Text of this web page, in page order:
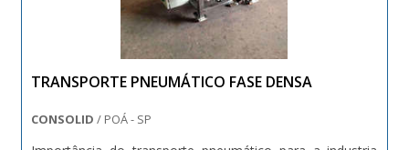
TRANSPORTE PNEUMÁTICO FASE DENSA
CONSOLID / POÁ - SP